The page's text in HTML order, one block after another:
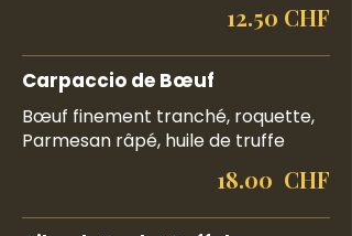
12.50 CHF
Carpaccio de Bœuf
Bœuf finement tranché, roquette,
Parmesan râpé, huile de truffe
18.00 CHF